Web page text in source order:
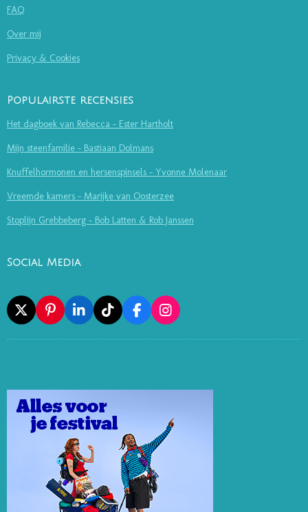
FAQ
Over mij
Privacy & Cookies
Populairste recensies
Het dagboek van Rebecca - Ester Hartholt
Mijn steenfamilie - Bastiaan Dolmans
Knuffelhormonen en hersenspinsels - Yvonne Molenaar
Vreemde kamers - Marijke van Oosterzee
Stoplijn Grebbeberg - Bob Latten & Rob Janssen
Social Media
X
P
I
N
E
S
T
L
I
N
I
N
T
I
K
F
A
C
O
I
N
S
R
M